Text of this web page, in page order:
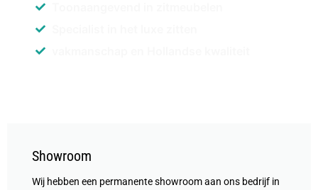
Showroom
Wij hebben een permanente showroom aan ons bedrijf in